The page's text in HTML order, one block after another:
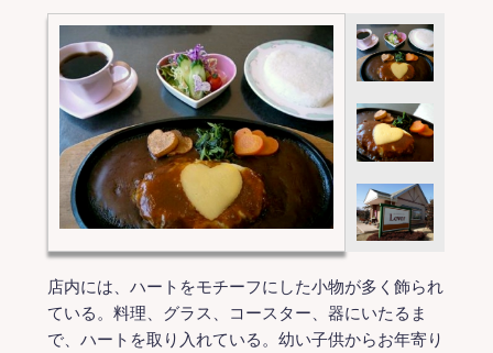
店内には、ハートをモチーフにした小物が多く飾られ
ている。料理、グラス、コースター、器にいたるま
で、ハートを取り入れている。幼い子供からお年寄り